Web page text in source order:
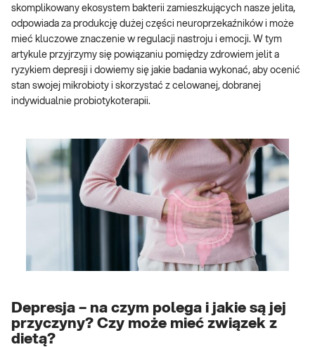
skomplikowany ekosystem bakterii zamieszkujących nasze jelita,
odpowiada za produkcję dużej części neuroprzekaźników i może
mieć kluczowe znaczenie w regulacji nastroju i emocji. W tym
artykule przyjrzymy się powiązaniu pomiędzy zdrowiem jelit a
ryzykiem depresji i dowiemy się jakie badania wykonać, aby ocenić
stan swojej mikrobioty i skorzystać z celowanej, dobranej
indywidualnie probiotykoterapii.
Depresja – na czym polega i jakie są jej
przyczyny? Czy może mieć związek z
dietą?